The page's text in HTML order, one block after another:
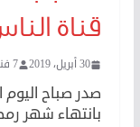
قناة
30 أبريل، 2019 7 فنون
صدر صباح
بانتهاء شهر